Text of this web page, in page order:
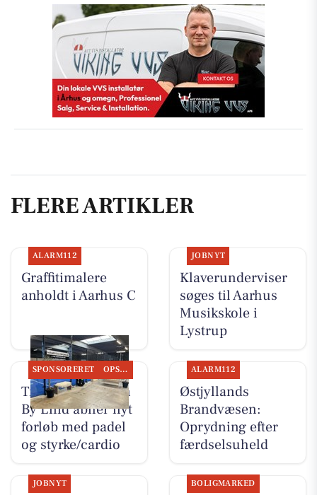
FLERE ARTIKLER
ALARM112
Graffitimalere
anholdt i Aarhus C
JOBNYT
Klaverunderviser
søges til Aarhus
Musikskole i
Lystrup
SPONSORERET OPSLAGSTAVLEN
Træningsklubben
By Lind åbner nyt
forløb med padel
og styrke/cardio
ALARM112
Østjyllands
Brandvæsen:
Oprydning efter
færdselsuheld
JOBNYT BOLIGMARKED